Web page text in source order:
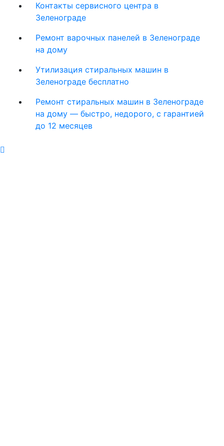
Контакты сервисного центра в
Зеленограде
Ремонт варочных панелей в Зеленограде
на дому
Утилизация стиральных машин в
Зеленограде бесплатно
Ремонт стиральных машин в Зеленограде
на дому — быстро, недорого, с гарантией
до 12 месяцев